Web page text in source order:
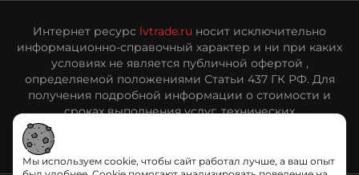
Интернет ресурс lvtrade.ru носит исключительно
информационно-справочный характер и ни при каких
условиях не является публичной офертой ,
определяемой положениями Статьи 437 ГК РФ. Для
получения подробной информации о стоимости и
сроках выполнения услуг, технических
характеристиках оборудования, пожалуйста,
обращайтесь к сотрудникам ООО «ЛВ Трейд».
Мы используем cookie, чтобы сайт работал лучше, а ваш опыт